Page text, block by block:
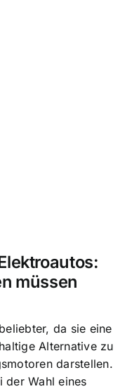
müssen
da sie eine
Alternative zu
darstellen.
der Wahl eines